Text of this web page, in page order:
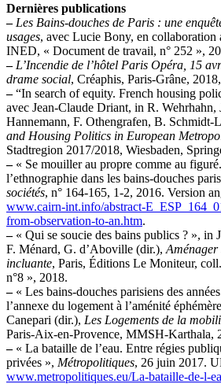
Dernières publications
– Les Bains-douches de Paris : une
usages, avec Lucie Bony, en collaboration
INED, « Document de travail, n° 252 »,
– L’Incendie de l’hôtel Paris Opéra, 15
drame social, Créaphis, Paris-Grâne,
–“In search of equity. French housing
avec Jean-Claude Driant, in R. Wehrhahn,
Hannemann, F. Othengrafen, B. Schmidt-
and Housing Politics in European
Stadtregion 2017/2018, Wiesbaden,
–« Se mouiller au propre comme au
l’ethnographie dans les bains-douches
sociétés, n° 164-165, 1-2, 2016. Version
www.cairn-int.info/abstract-
from-observation-to-an.htm.
–« Qui se soucie des bains publics ? », in
F. Ménard, G. d’Aboville (dir.), Aménager
incluante, Paris, Éditions Le Moniteur,
n°8 », 2018.
–« Les bains-douches parisiens des
l’annexe du logement à l’aménité
Canepari (dir.), Les Logements de la
Paris-Aix-en-Provence, MMSH-Karthala,
–« La bataille de l’eau. Entre régies
privées », Métropolitiques, 26 juin 2017.
www.metropolitiques.eu/La-bataille-de-l-